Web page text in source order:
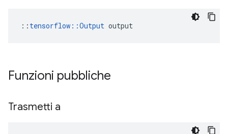
:: tensorflow::Output output
Funzioni pubbliche
Trasmetti a